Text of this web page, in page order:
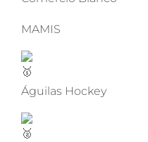
MAMIS
Águilas Hockey